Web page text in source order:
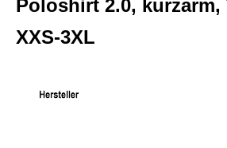
Poloshirt 2.0, kurzarm,
XXS-3XL